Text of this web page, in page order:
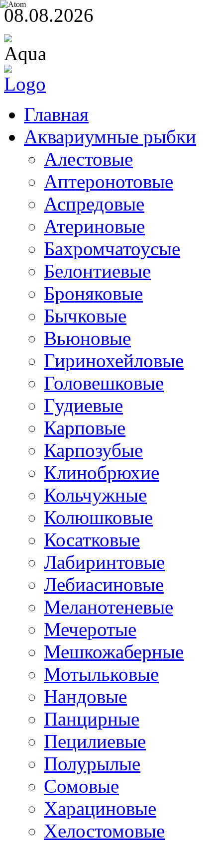
08.08.2026
Главная
Аквариумные рыбки
Алестовые
Аптеронотовые
Аспредовые
Атериновые
Бахромчатоусые
Белонтиевые
Броняковые
Бычковые
Вьюновые
Гиринохейловые
Головешковые
Гудиевые
Карповые
Карпозубые
Клинобрюхие
Кольчужные
Колюшковые
Косатковые
Лабиринтовые
Лебиасиновые
Меланотеневые
Мечеротые
Мешкожаберные
Мотыльковые
Нандовые
Панцирные
Пецилиевые
Полурылые
Сомовые
Харациновые
Хелостомовые